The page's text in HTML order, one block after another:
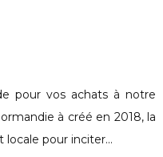
pour vos achats à notre
à créé en 2018, la
locale pour inciter…